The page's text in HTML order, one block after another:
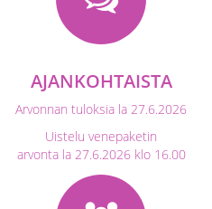
AJANKOHTAISTA
Arvonnan tuloksia la 27.6.2026
Uistelu venepaketin
arvonta la 27.6.2026 klo 16.00